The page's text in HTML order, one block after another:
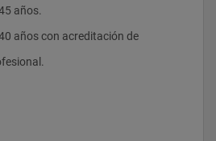
la Edad Adulta. Procesos
años.
años con acreditación de